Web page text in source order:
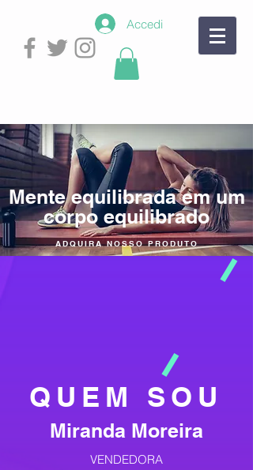
Accedi
Mente equilibrada em um
corpo equilibrado
ADQUIRA NOSSO PRODUTO
QUEM SOU
Miranda Moreira
VENDEDORA